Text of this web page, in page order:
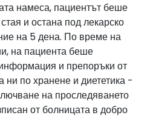
намеса, пациентът беше
и остана под лекарско
на 5 дена. По време на
на пациента беше
и препоръки от
ни по хранене и диететика -
на проследяването
от болницата в добро